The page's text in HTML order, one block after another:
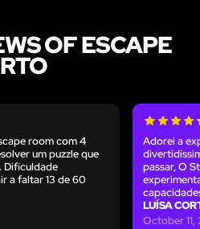
OF ESCAPE
room com 4
um puzzle que
Dificuldade
a faltar 13 de 60
Adorei a
passar, O
LUÍSA
October